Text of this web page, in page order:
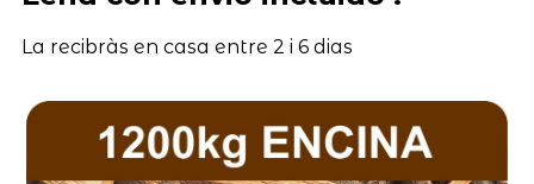
La recibràs en casa entre 2 i 6 dias